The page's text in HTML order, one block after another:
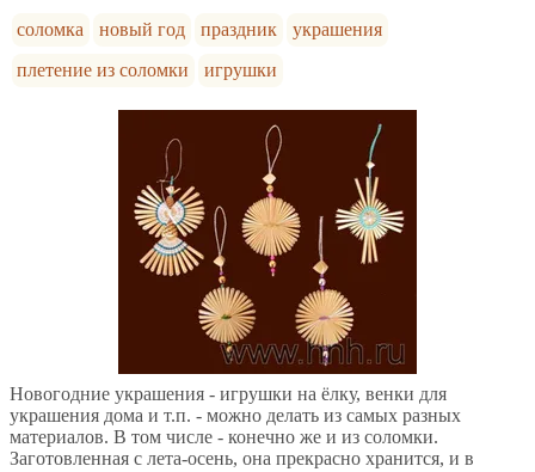
соломка новый год праздник
украшения
плетение из соломки
игрушки
Новогодние украшения - игрушки на ёлку, венки для
украшения дома и т.п. - можно делать из самых разных
материалов. В том числе - конечно же и из соломки.
Заготовленная с лета-осень, она прекрасно хранится, и в